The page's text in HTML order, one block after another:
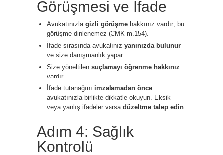
Görüşmesi ve İfade
Avukatınızla gizli görüşme hakkınız vardır; bu
görüşme dinlenemez (CMK m.154).
İfade sırasında avukatınız yanınızda bulunur
ve size danışmanlık yapar.
Size yöneltilen suçlamayı öğrenme hakkınız
vardır.
İfade tutanağını imzalamadan önce
avukatınızla birlikte dikkatle okuyun. Eksik
veya yanlış ifadeler varsa düzeltme talep edin.
Adım 4: Sağlık
Kontrolü